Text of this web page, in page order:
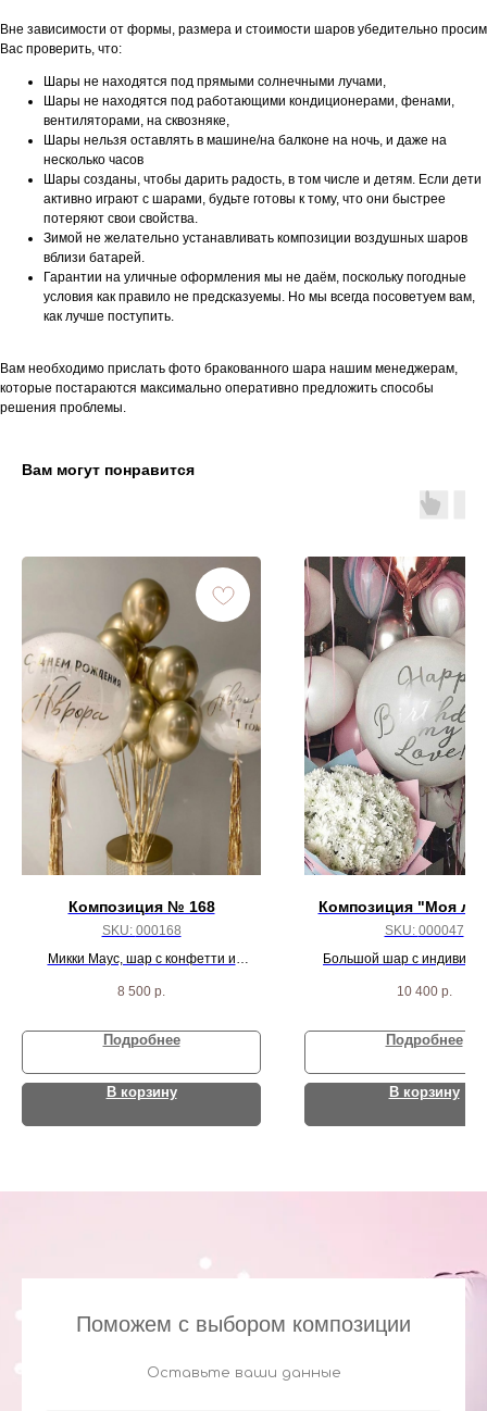
Вне зависимости от формы, размера и стоимости шаров убедительно просим
Вас проверить, что:
Шары не находятся под прямыми солнечными лучами,
Шары не находятся под работающими кондиционерами, фенами,
вентиляторами, на сквозняке,
Шары нельзя оставлять в машине/на балконе на ночь, и даже на
несколько часов
Шары созданы, чтобы дарить радость, в том числе и детям. Если дети
активно играют с шарами, будьте готовы к тому, что они быстрее
потеряют свои свойства.
Зимой не желательно устанавливать композиции воздушных шаров
вблизи батарей.
Гарантии на уличные оформления мы не даём, поскольку погодные
условия как правило не предсказуемы. Но мы всегда посоветуем вам,
как лучше поступить.
Вам необходимо прислать фото бракованного шара нашим менеджерам,
которые постараются максимально оперативно предложить способы
решения проблемы.
Вам могут понравится
Композиция № 168
SKU: 000168
Микки Маус, шар с конфетти и
пастель шаров
8 500 р.
Подробнее
В корзину
Композиция "Моя
SKU: 000047
Большой шар с
шаров и 3 агат шара
10 400 р.
Подробнее
В корзину
Поможем с выбором композиции
Оставьте ваши данные